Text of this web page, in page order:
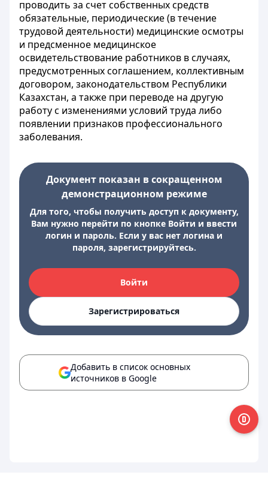
проводить за счет собственных средств
обязательные, периодические (в течение
трудовой деятельности) медицинские осмотры
и предсменное медицинское
освидетельствование работников в случаях,
предусмотренных соглашением, коллективным
договором, законодательством Республики
Казахстан, а также при переводе на другую
работу с изменениями условий труда либо
появлении признаков профессионального
заболевания.
Документ показан в сокращенном
демонстрационном режиме
Для того, чтобы получить доступ к документу,
Вам нужно перейти по кнопке Войти и ввести
логин и пароль. Если у вас нет логина и
пароля, зарегистрируйтесь.
Войти
Зарегистрироваться
Добавить в список основных
источников в Google